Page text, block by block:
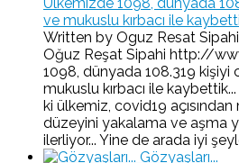
ve mukuslu kırbacı ile
Written by Oguz Resat Sipahi
Oğuz Reşat Sipahi http://
1098, dünyada 108.319 kişiyi
mukuslu kırbacı ile
ki ülkemiz, covid19
düzeyini yakalama ve aşma
ilerliyor... Yine de arada iyi
Gözyaşları...